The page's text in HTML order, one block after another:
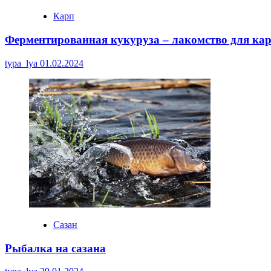
Карп
Ферментированная кукуруза – лакомство для
typa_lya 01.02.2024
Сазан
Рыбалка на сазана